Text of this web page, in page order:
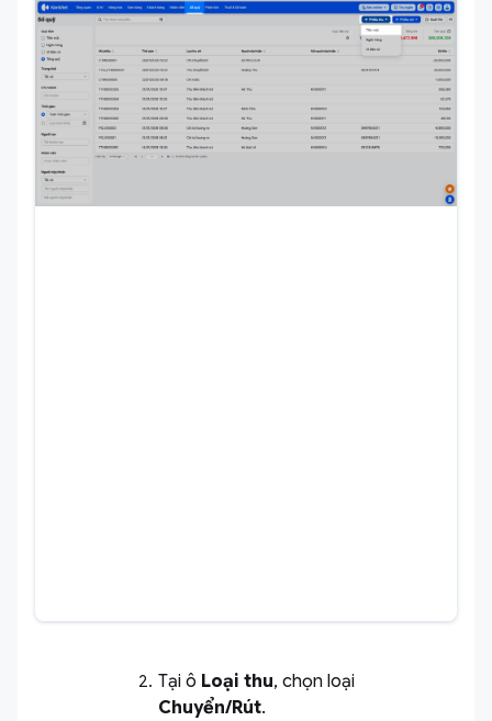
Tại ô Loại thu, chọn loại
Chuyển/Rút.